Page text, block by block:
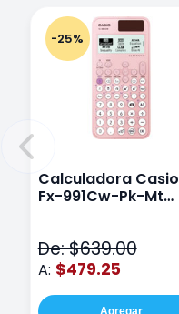
-25%
Calculadora Casio
Fx-991Cw-Pk-Mt
De: $639.00
A: $479.25